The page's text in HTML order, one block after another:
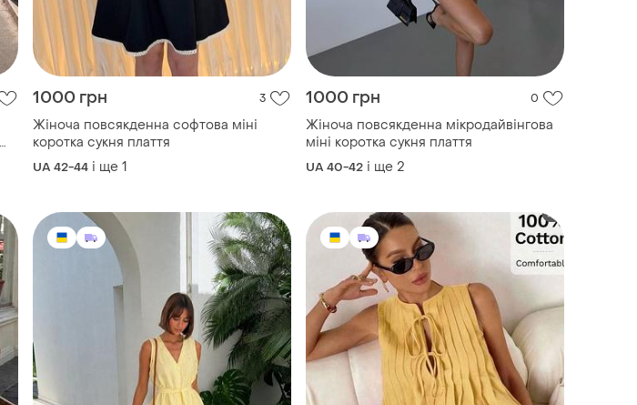
1000 грн 3
Жіноча повсякденна софтова міні
коротка сукня плаття
UA 42-44 і ще 1
1000 грн 0
Жіноча повсякденна мікродайвінгова
міні коротка сукня плаття
UA 40-42 і ще 2